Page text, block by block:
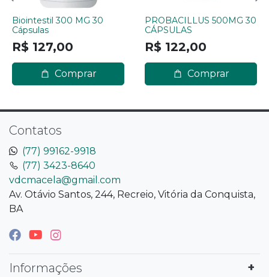
Biointestil 300 MG 30
Cápsulas
R$ 127,00
Comprar
PROBACILLUS 500MG 30
CÁPSULAS
R$ 122,00
Comprar
Contatos
(77) 99162-9918
(77) 3423-8640
vdcmacela@gmail.com
Av. Otávio Santos, 244, Recreio, Vitória da Conquista,
BA
Informações